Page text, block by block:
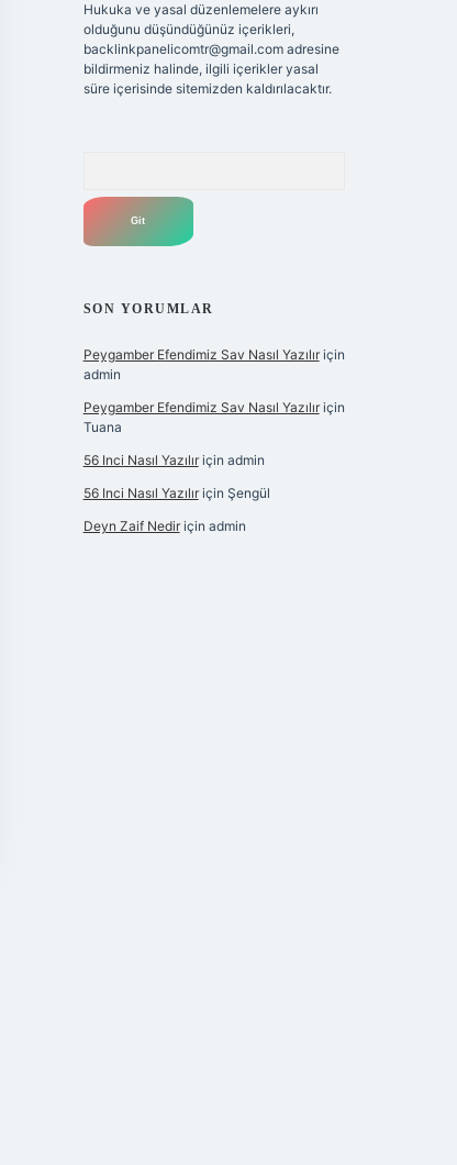
Hukuka ve yasal düzenlemelere aykırı
olduğunu düşündüğünüz içerikleri,
backlinkpanelicomtr@gmail.comadresine
bildirmeniz halinde, ilgili içerikler yasal
süre içerisinde sitemizden kaldırılacaktır.
SON YORUMLAR
Peygamber Efendimiz Sav Nasıl Yazılıriçin
admin
Peygamber Efendimiz Sav Nasıl Yazılıriçin
Tuana
56 Inci Nasıl Yazılıriçin admin
56 Inci Nasıl Yazılıriçin Şengül
Deyn Zaif Nediriçin admin